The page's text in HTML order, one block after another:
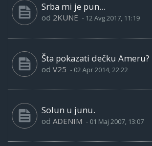
Srba mi je pun...
od 2KUNE - 12 Avg 2017, 11:19
Šta pokazati dečku Ameru?
od V25 - 02 Apr 2014, 22:22
Solun u junu.
od ADENIM - 01 Maj 2007, 13:07